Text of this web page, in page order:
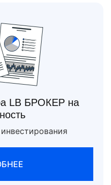
LB БРОКЕР на